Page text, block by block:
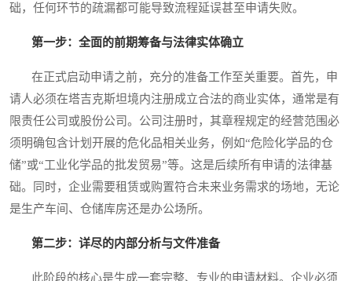
础，任何环节的疏漏都可能导致流程延误甚至申请失败。
第一步：全面的前期筹备与法律实体确立
在正式启动申请之前，充分的准备工作至关重要。首先，申
请人必须在塔吉克斯坦境内注册成立合法的商业实体，通常是有
限责任公司或股份公司。公司注册时，其章程规定的经营范围必
须明确包含计划开展的危化品相关业务，例如“危险化学品的仓
储”或“工业化学品的批发贸易”等。这是后续所有申请的法律基
础。同时，企业需要租赁或购置符合未来业务需求的场地，无论
是生产车间、仓储库房还是办公场所。
第二步：详尽的内部分析与文件准备
此阶段的核心是生成一套完整、专业的申请材料。企业必须